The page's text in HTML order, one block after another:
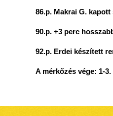
86.p. Makrai G.
90.p. +3 perc
92.p. Erdei készített
A mérkőzés vége: 1-3.